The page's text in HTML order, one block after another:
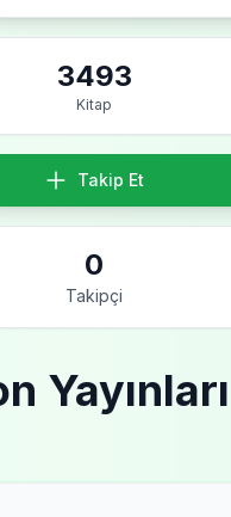
3493
Kitap
Takip Et
0
Takipçi
Yayınları